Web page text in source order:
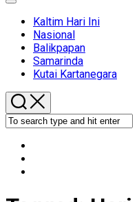
Expand
Kaltim Hari Ini
Nasional
Balikpapan
Samarinda
Kutai Kartanegara